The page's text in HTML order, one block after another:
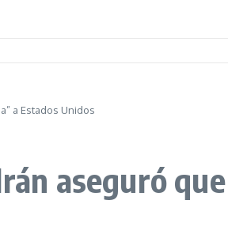
a Estados Unidos
aseguró